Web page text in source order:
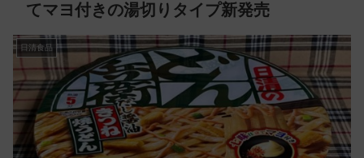
てマヨ付きの湯切りタイプ新発売
日清食品